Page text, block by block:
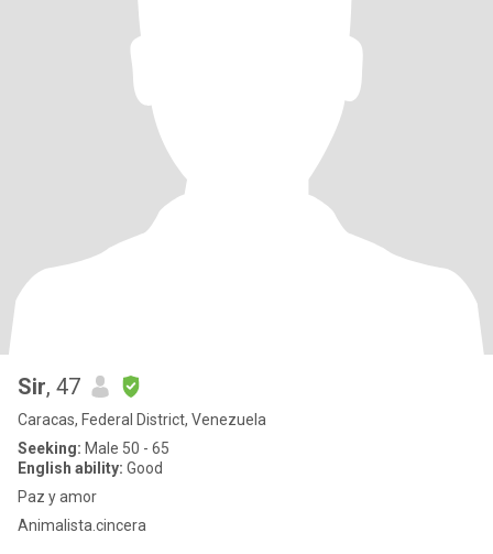
Sir, 47
Caracas, Federal District, Venezuela
Seeking: Male 50 - 65
English ability: Good
Paz y amor
Animalista.cincera